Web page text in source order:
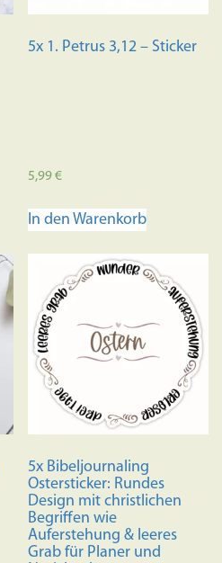
5x 1. Petrus 3,12 – Sticker
5,99€
In den Warenkorb
5x Bibeljournaling
Ostersticker: Rundes
Design mit christlichen
Begriffen wie
Auferstehung & leeres
Grab für Planer und